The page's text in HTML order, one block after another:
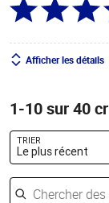
Afficher les détails
1-10 sur 40
TRIER
Le plus récent
Chercher des